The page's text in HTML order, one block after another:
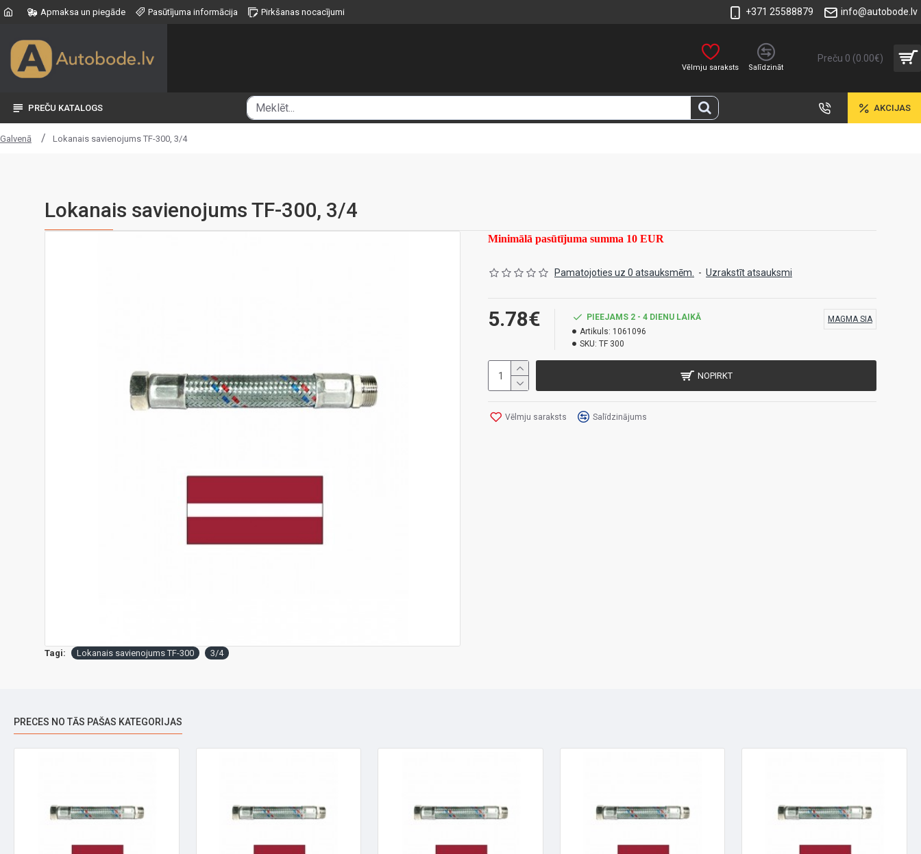
Apmaksa un piegāde Pasūtījuma informācija Pirkšanas nocacījumi +371 25588879 info@autobode.lv
Vēlmju saraksts Salīdzināt
Preču 0 (0.00€)
PREČU KATALOGS AKCIJAS
Galvenā Lokanais savienojums TF-300, 3/4
Lokanais savienojums TF-300, 3/4
Minimālā pasūtījuma summa 10 EUR
Pamatojoties uz 0 atsauksmēm. - Uzrakstīt atsauksmi
5.78€
PIEEJAMS 2 - 4 DIENU LAIKĀ
Artikuls: 1061096
SKU: TF 300
MAGMA SIA
NOPIRKT
Vēlmju saraksts Salīdzinājums
Tagi: Lokanais savienojums TF-300 3/4
PRECES NO TĀS PAŠAS KATEGORIJAS